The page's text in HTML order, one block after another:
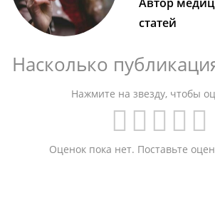
статей
Насколько
Нажмите на звезду, чтобы
Оценок пока нет. Поставьте